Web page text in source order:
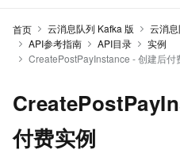
首页 云消息队列 Kafka 版 云消
API参考指南
API目录
实例
CreatePostPayInstance - 创建后付
付费实例